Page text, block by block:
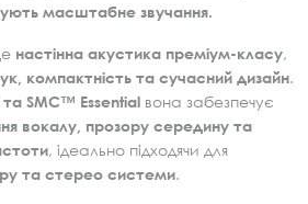
масштабне звучання.
настінна акустика преміум-класу,
компактність та сучасний дизайн.
SMC™ Essential вона забезпечує
вокалу, прозору середину та
, ідеально підходячи для
та стерео системи.